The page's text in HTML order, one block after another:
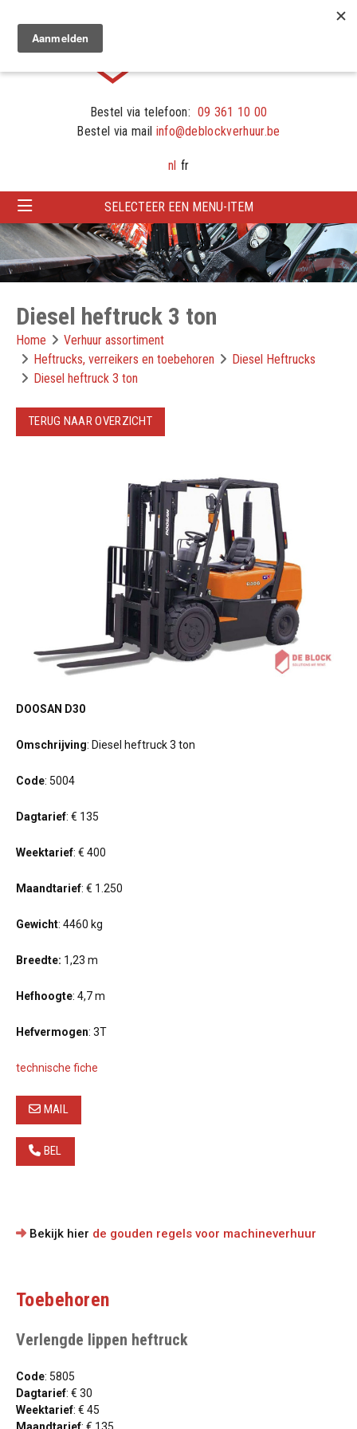
Bestel via telefoon: 09 361 10 00
Bestel via mail info@deblockverhuur.be
nl fr
SELECTEER EEN MENU-ITEM
Diesel heftruck 3 ton
Home
Verhuur assortiment
Heftrucks, verreikers en toebehoren
Diesel Heftrucks
Diesel heftruck 3 ton
TERUG NAAR OVERZICHT
DOOSAN D30
Omschrijving: Diesel heftruck 3 ton
Code: 5004
Dagtarief: € 135
Weektarief: € 400
Maandtarief: € 1.250
Gewicht: 4460 kg
Breedte: 1,23 m
Hefhoogte: 4,7 m
Hefvermogen: 3T
technische fiche
MAIL
BEL
Bekijk hier de gouden regels voor machineverhuur
Toebehoren
Verlengde lippen heftruck
Code: 5805
Dagtarief: € 30
Weektarief: € 45
Maandtarief: € 135